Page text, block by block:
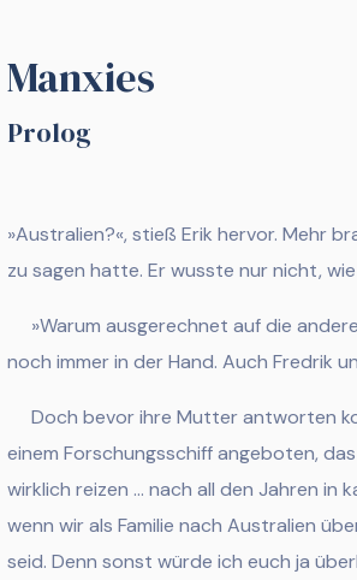
Manxies
Prolog
»Australien?«, stieß Erik hervor. Mehr
zu sagen hatte. Er wusste nur nicht,
»Warum ausgerechnet auf die
noch immer in der Hand. Auch Fredrik
Doch bevor ihre Mutter antworten
einem Forschungsschiff angeboten,
wirklich reizen … nach all den Jahren in
wenn wir als Familie nach Australien
seid. Denn sonst würde ich euch ja